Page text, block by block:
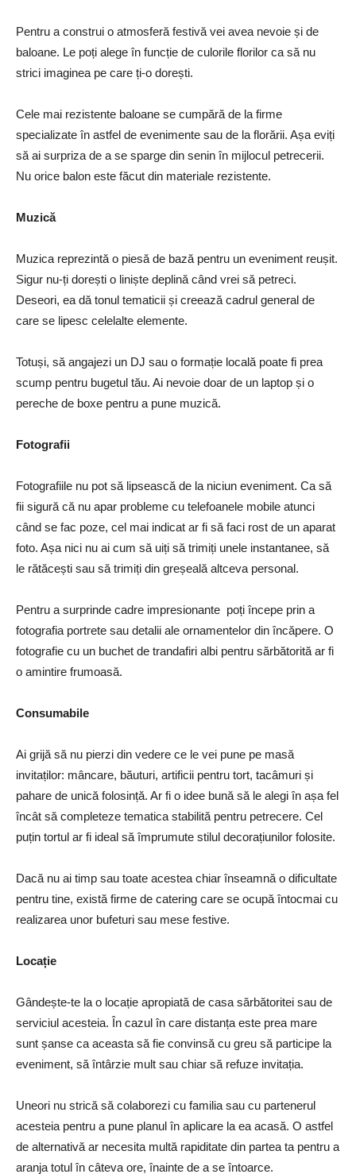
Pentru a construi o atmosferă festivă vei avea nevoie și de
baloane. Le poți alege în funcție de culorile florilor ca să nu
strici imaginea pe care ți-o dorești.
Cele mai rezistente baloane se cumpără de la firme
specializate în astfel de evenimente sau de la florării. Așa eviți
să ai surpriza de a se sparge din senin în mijlocul petrecerii.
Nu orice balon este făcut din materiale rezistente.
Muzică
Muzica reprezintă o piesă de bază pentru un eveniment reușit.
Sigur nu-ți dorești o liniște deplină când vrei să petreci.
Deseori, ea dă tonul tematicii și creează cadrul general de
care se lipesc celelalte elemente.
Totuși, să angajezi un DJ sau o formație locală poate fi prea
scump pentru bugetul tău. Ai nevoie doar de un laptop și o
pereche de boxe pentru a pune muzică.
Fotografii
Fotografiile nu pot să lipsească de la niciun eveniment. Ca să
fii sigură că nu apar probleme cu telefoanele mobile atunci
când se fac poze, cel mai indicat ar fi să faci rost de un aparat
foto. Așa nici nu ai cum să uiți să trimiți unele instantanee, să
le rătăcești sau să trimiți din greșeală altceva personal.
Pentru a surprinde cadre impresionante poți începe prin a
fotografia portrete sau detalii ale ornamentelor din încăpere. O
fotografie cu un buchet de trandafiri albi pentru sărbătorită ar fi
o amintire frumoasă.
Consumabile
Ai grijă să nu pierzi din vedere ce le vei pune pe masă
invitaților: mâncare, băuturi, artificii pentru tort, tacâmuri și
pahare de unică folosință. Ar fi o idee bună să le alegi în așa fel
încât să completeze tematica stabilită pentru petrecere. Cel
puțin tortul ar fi ideal să împrumute stilul decorațiunilor folosite.
Dacă nu ai timp sau toate acestea chiar înseamnă o dificultate
pentru tine, există firme de catering care se ocupă întocmai cu
realizarea unor bufeturi sau mese festive.
Locație
Gândește-te la o locație apropiată de casa sărbătoritei sau de
serviciul acesteia. În cazul în care distanța este prea mare
sunt șanse ca aceasta să fie convinsă cu greu să participe la
eveniment, să întârzie mult sau chiar să refuze invitația.
Uneori nu strică să colaborezi cu familia sau cu partenerul
acesteia pentru a pune planul în aplicare la ea acasă. O astfel
de alternativă ar necesita multă rapiditate din partea ta pentru a
aranja totul în câteva ore, înainte de a se întoarce.